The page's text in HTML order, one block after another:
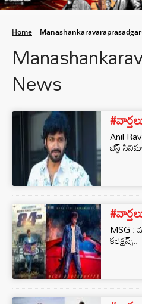
Home
News
Anil
బెస్ట్
MSG :
కలెక్షన్స్..